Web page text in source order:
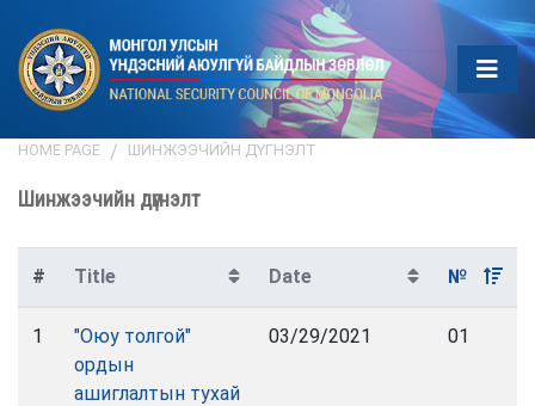
HOME PAGE ШИНЖЭЭЧИЙН ДҮГНЭЛТ
Шинжээчийн дүгнэлт
# Title Date №
1
"Оюу толгой"
ордын
ашиглалтын тухай
03/29/2021 01